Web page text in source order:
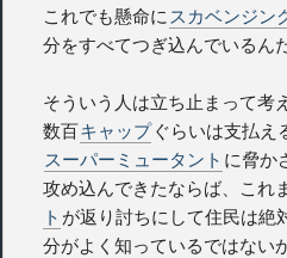
これでも懸命に スカベンジン
分をすべてつぎ込んでいるんだ
そういう人は立ち止まって考
数百キャップぐらいは支払え
スーパーミュータント に脅か
攻め込んできたならば、これ
ト が返り討ちにして住民は絶
分がよく知っているではないか